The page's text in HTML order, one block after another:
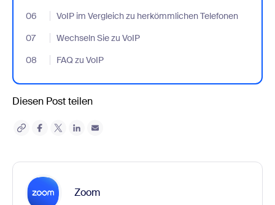
06 VoIP im Vergleich zu herkömmlichen Telefonen
- Jumplink to VoIP im Vergleich zu herkömmlichen Telefonen
07
Wechseln Sie zu VoIP
- Jumplink to Wechseln Sie zu VoIP
08
FAQ zu VoIP
- Jumplink to FAQ zu VoIP
Diesen Post teilen
Zoom